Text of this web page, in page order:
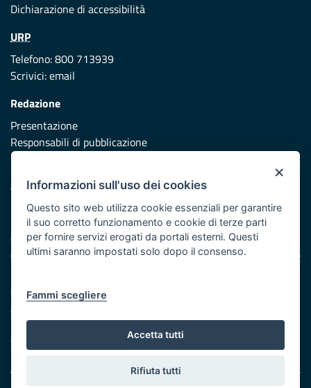
Dichiarazione di accessibilità
URP
Telefono: 800 713939
Scrivici:email
Redazione
Presentazione
Responsabili di pubblicazione
Vai al sito di Protezione Civile Puglia
Iniziativa finanziata con risorse del POR Puglia 2014/2020 -
Asse XI
Cookie e privacy
Atti di notifica
Feed RSS
Servizi Intranet
×
Informazioni sull'uso dei cookies
Questo sito web utilizza cookie essenziali per garantire
il suo corretto funzionamento e cookie di terze parti
per fornire servizi erogati da portali esterni. Questi
ultimi saranno impostati solo dopo il consenso.
Fammi scegliere
Accetta tutti
Rifiuta tutti